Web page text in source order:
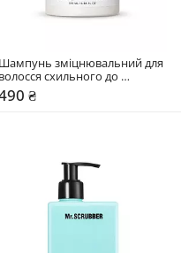
Шампунь зміцнювальний для
волосся схильного до
ламкості та випадіння Triology.
₴